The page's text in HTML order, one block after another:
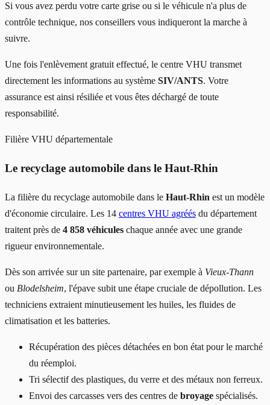
Si vous avez perdu votre carte grise ou si le véhicule n'a plus de
contrôle technique, nos conseillers vous indiqueront la marche à
suivre.
Une fois l'enlèvement gratuit effectué, le centre VHU transmet
directement les informations au système SIV/ANTS. Votre
assurance est ainsi résiliée et vous êtes déchargé de toute
responsabilité.
Filière VHU départementale
Le recyclage automobile dans le Haut-Rhin
La filière du recyclage automobile dans le Haut-Rhin est un modèle
d'économie circulaire. Les 14 centres VHU agréés du département
traitent près de 4 858 véhicules chaque année avec une grande
rigueur environnementale.
Dès son arrivée sur un site partenaire, par exemple à Vieux-Thann
ou Blodelsheim, l'épave subit une étape cruciale de dépollution. Les
techniciens extraient minutieusement les huiles, les fluides de
climatisation et les batteries.
Récupération des pièces détachées en bon état pour le marché
du réemploi.
Tri sélectif des plastiques, du verre et des métaux non ferreux.
Envoi des carcasses vers des centres de broyage spécialisés.